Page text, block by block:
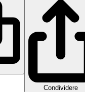
Condividere